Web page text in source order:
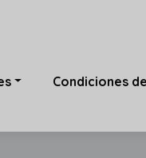
Condiciones